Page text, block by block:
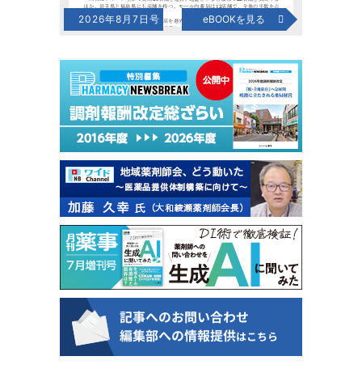
2026年8月7日号 eBOOKを見る